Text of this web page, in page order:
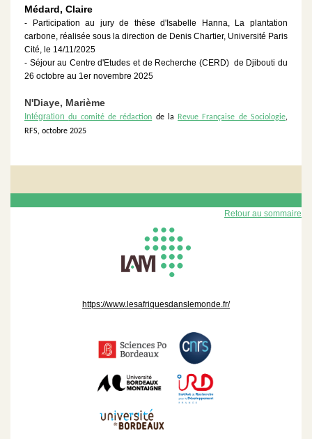
Médard, Claire
- Participation au jury de thèse d'Isabelle Hanna, La plantation
carbone, réalisée sous la direction de Denis Chartier, Université Paris
Cité, le 14/11/2025
- Séjour au Centre d'Etudes et de Recherche (CERD) de Djibouti du
26 octobre au 1er novembre 2025
N'Diaye, Marième
Intégrationdu comité de rédaction de la Revue Française de Sociologie,
RFS, octobre 2025
Retour au sommaire
https://www.lesafriquesdanslemonde.fr/